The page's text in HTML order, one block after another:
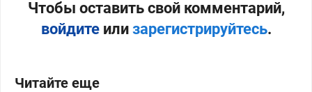
Чтобы оставить свой комментарий,
войдитеили зарегистрируйтесь.
Читайте еще